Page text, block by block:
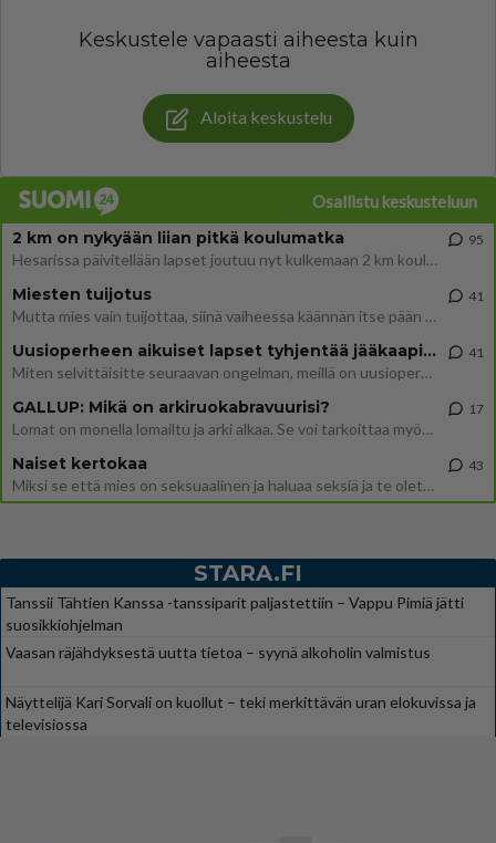
Keskustele vapaasti aiheesta kuin
aiheesta
Aloita keskustelu
Osallistu keskusteluun
2 km on nykyään liian pitkä koulumatka
Hesarissa päivitellään lapset joutuu nyt kulkemaan 2 km kouluun jösses. Ruostefillarilla tuo matka menee vaikka miten äk
95
Miesten tuijotus
Mutta mies vain tuijottaa, siinä vaiheessa käännän itse pään pois. Mikä juttu? Yleensä jos joku tuijottaa tai katsoo, hä
41
Uusioperheen aikuiset lapset tyhjentää jääkaapin käydessään
Miten selvittäisitte seuraavan ongelman, meillä on uusioperhe, minulla teini-ikäiset lapset ja puolisolla aikuiset, jotk
41
GALLUP: Mikä on arkiruokabravuurisi?
Lomat on monella lomailtu ja arki alkaa. Se voi tarkoittaa myös sitä, että grillailut on grillattu ja palataan arjen ruo
17
Naiset kertokaa
Miksi se että mies on seksuaalinen ja haluaa seksiä ja te olette hänen mielestänne haluttava on vastenmielistä? Mikä sii
43
STARA.FI
Tanssii Tähtien Kanssa -tanssiparit paljastettiin – Vappu Pimiä jätti
suosikkiohjelman
Vaasan räjähdyksestä uutta tietoa – syynä alkoholin valmistus
Näyttelijä Kari Sorvali on kuollut – teki merkittävän uran elokuvissa ja
televisiossa